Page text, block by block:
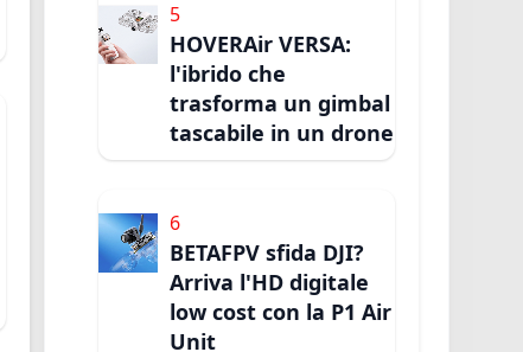
5
HOVERAir VERSA:
l'ibrido che
trasforma un gimbal
tascabile in un drone
6
BETAFPV sfida DJI?
Arriva l'HD digitale
low cost con la P1 Air
Unit